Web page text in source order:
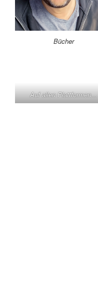
Bücher
Auf allen Plattformen…